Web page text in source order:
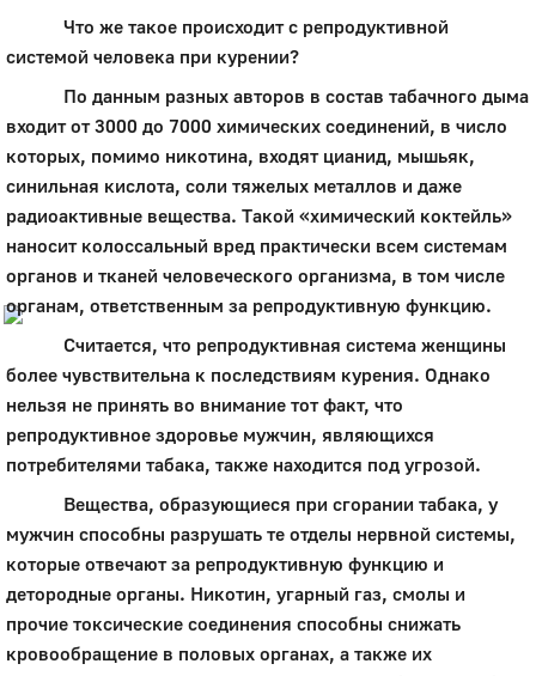
Город
Глазов
Официальный портал
образования
История
Настоящее
Гостям
Жителям
Бизнесу
Глава
КСО
+7 (34141) 21-300
Что же такое происходит с репродуктивной
системой человека при курении?
По данным разных авторов в состав табачного дыма
входит от 3000 до 7000 химических соединений, в число
которых, помимо никотина, входят цианид, мышьяк,
синильная кислота, соли тяжелых металлов и даже
радиоактивные вещества. Такой «химический коктейль»
наносит колоссальный вред практически всем системам
органов и тканей человеческого организма, в том числе
органам, ответственным за репродуктивную функцию.
Считается, что репродуктивная система женщины
более чувствительна к последствиям курения. Однако
нельзя не принять во внимание тот факт, что
репродуктивное здоровье мужчин, являющихся
потребителями табака, также находится под угрозой.
Вещества, образующиеся при сгорании табака, у
мужчин способны разрушать те отделы нервной системы,
которые отвечают за репродуктивную функцию и
детородные органы. Никотин, угарный газ, смолы и
прочие токсические соединения способны снижать
кровообращение в половых органах, а также их